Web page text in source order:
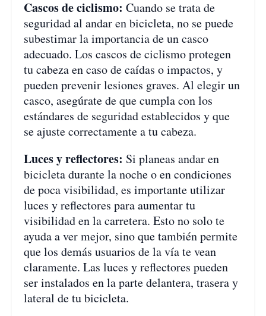
Cascos de ciclismo: Cuando se trata de
seguridad al andar en bicicleta, no se puede
subestimar la importancia de un casco
adecuado. Los cascos de ciclismo protegen
tu cabeza en caso de caídas o impactos, y
pueden prevenir lesiones graves. Al elegir un
casco, asegúrate de que cumpla con los
estándares de seguridad establecidos y que
se ajuste correctamente a tu cabeza.
Luces y reflectores: Si planeas andar en
bicicleta durante la noche o en condiciones
de poca visibilidad, es importante utilizar
luces y reflectores para aumentar tu
visibilidad en la carretera. Esto no solo te
ayuda a ver mejor, sino que también permite
que los demás usuarios de la vía te vean
claramente. Las luces y reflectores pueden
ser instalados en la parte delantera, trasera y
lateral de tu bicicleta.